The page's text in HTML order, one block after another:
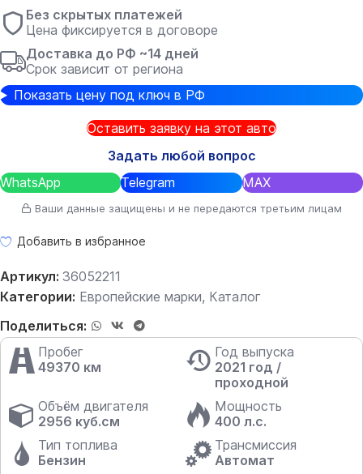
Без скрытых платежей
Цена фиксируется в договоре
Доставка до РФ ~14 дней
Срок зависит от региона
Показать цену под ключ в РФ
Оставить заявку на этот авто
Задать любой вопрос
WhatsApp
Telegram MAX
Ваши данные защищены и не передаются третьим лицам
Добавить в избранное
Артикул: 36052211
Категории: Европейские марки, Каталог
Поделиться:
Пробег
49370 км
Год выпуска
2021 год /
проходной
Объём двигателя
2956 куб.см
Мощность
400 л.с.
Тип топлива
Бензин
Трансмиссия
Автомат